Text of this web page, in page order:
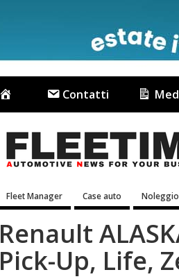
Contatti
Fleet Manager Case auto Noleggio
Renault
Pick-Up, Life,